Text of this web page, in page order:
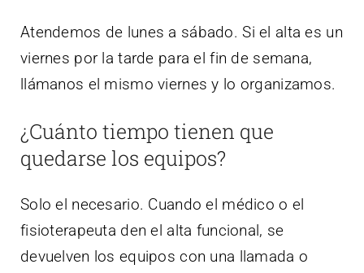
Atendemos de lunes a sábado. Si el alta es un
viernes por la tarde para el fin de semana,
llámanos el mismo viernes y lo organizamos.
¿Cuánto tiempo tienen que
quedarse los equipos?
Solo el necesario. Cuando el médico o el
fisioterapeuta den el alta funcional, se
devuelven los equipos con una llamada o